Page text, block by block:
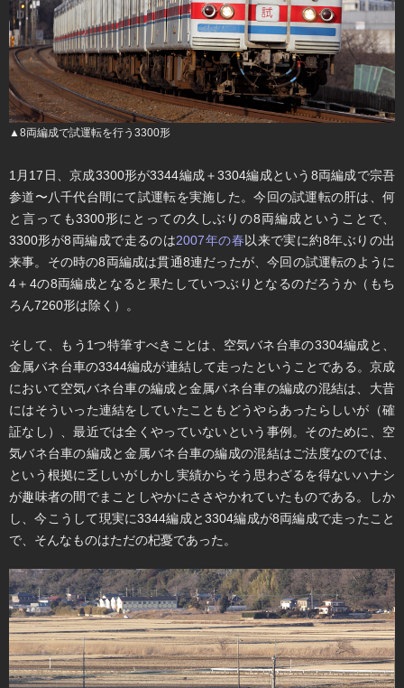
▲8両編成で試運転を行う3300形
1月17日、京成3300形が3344編成＋3304編成という8両編成で宗吾
参道〜八千代台間にて試運転を実施した。今回の試運転の肝は、何
と言っても3300形にとっての久しぶりの8両編成ということで、
3300形が8両編成で走るのは2007年の春以来で実に約8年ぶりの出
来事。その時の8両編成は貫通8連だったが、今回の試運転のように
4＋4の8両編成となると果たしていつぶりとなるのだろうか（もち
ろん7260形は除く）。
そして、もう1つ特筆すべきことは、空気バネ台車の3304編成と、
金属バネ台車の3344編成が連結して走ったということである。京成
において空気バネ台車の編成と金属バネ台車の編成の混結は、大昔
にはそういった連結をしていたこともどうやらあったらしいが（確
証なし）、最近では全くやっていないという事例。そのために、空
気バネ台車の編成と金属バネ台車の編成の混結はご法度なのでは、
という根拠に乏しいがしかし実績からそう思わざるを得ないハナシ
が趣味者の間でまことしやかにささやかれていたものである。しか
し、今こうして現実に3344編成と3304編成が8両編成で走ったこと
で、そんなものはただの杞憂であった。